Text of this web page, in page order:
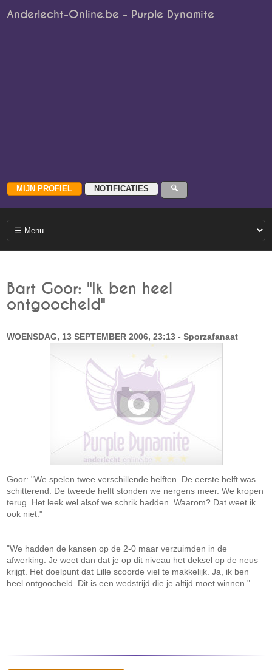
Anderlecht-Online.be - Purple Dynamite
Bart Goor: "Ik ben heel
ontgoocheld"
WOENSDAG, 13 SEPTEMBER 2006, 23:13 - Sporzafanaat
Goor: "We spelen twee verschillende helften. De eerste helft was
schitterend. De tweede helft stonden we nergens meer. We kropen
terug. Het leek wel alsof we schrik hadden. Waarom? Dat weet ik
ook niet."
"We hadden de kansen op de 2-0 maar verzuimden in de
afwerking. Je weet dan dat je op dit niveau het deksel op de neus
krijgt. Het doelpunt dat Lille scoorde viel te makkelijk. Ja, ik ben
heel ontgoocheld. Dit is een wedstrijd die je altijd moet winnen."